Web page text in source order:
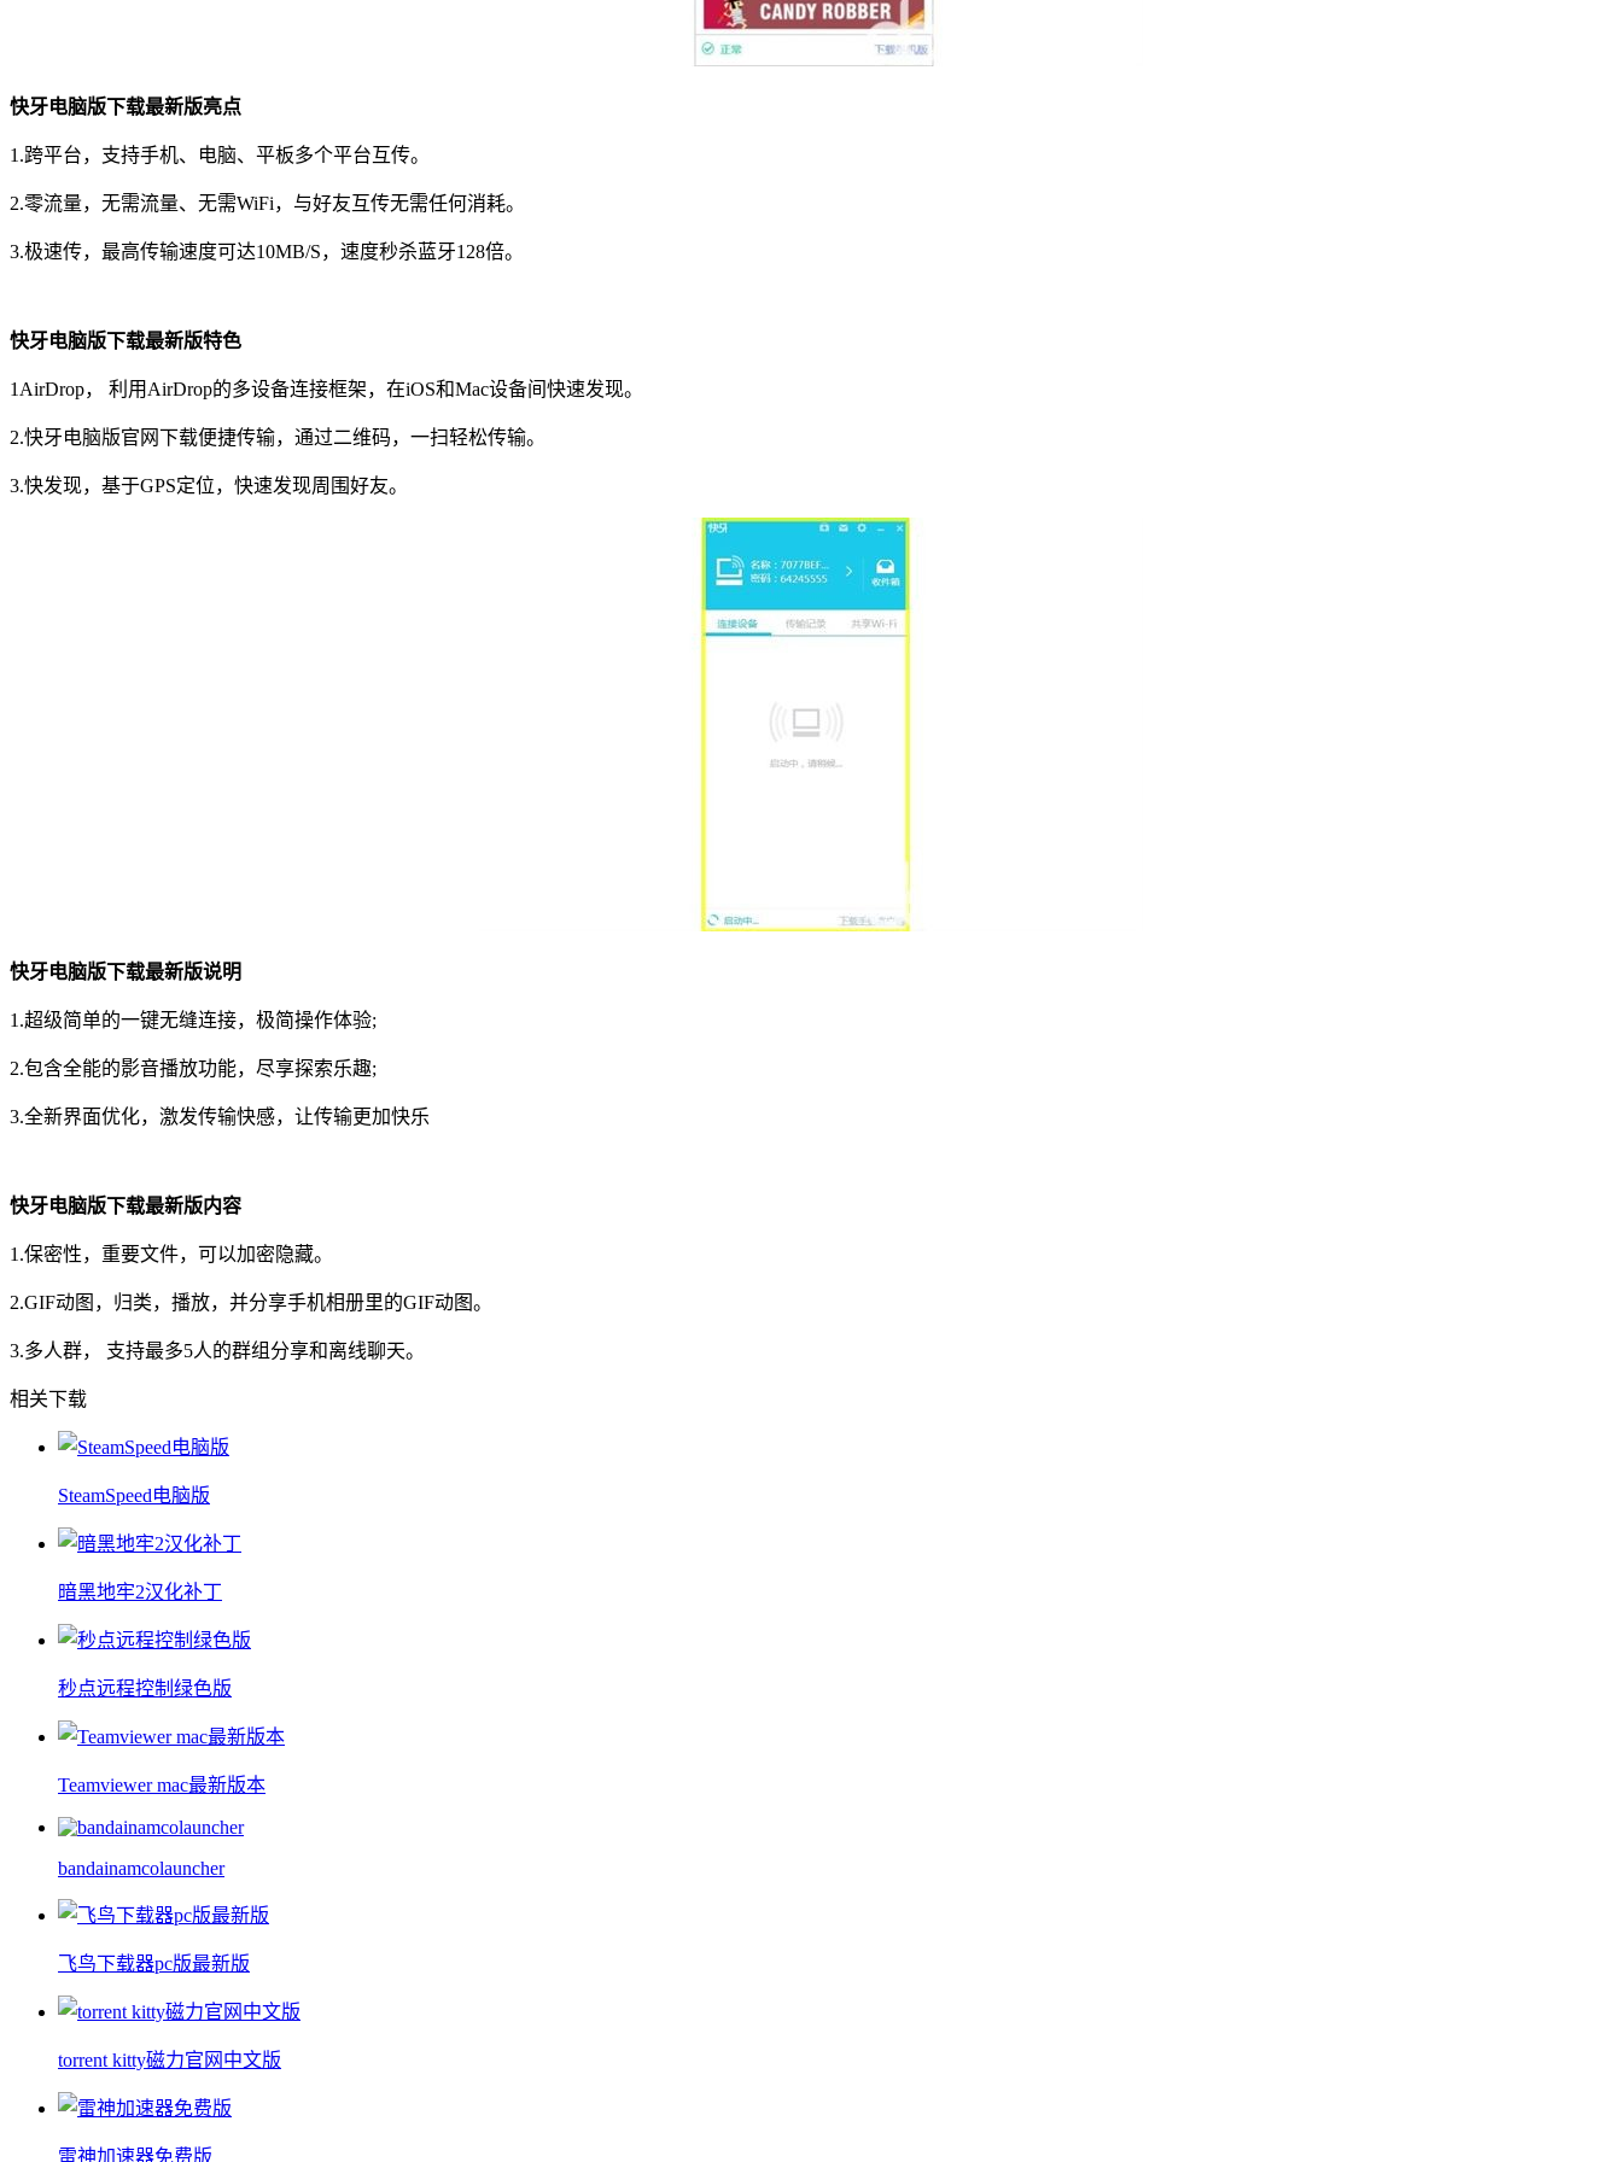
快牙电脑版下载最新版亮点
1.跨平台，支持手机、电脑、平板多个平台互传。
2.零流量，无需流量、无需WiFi，与好友互传无需任何消耗。
3.极速传，最高传输速度可达10MB/S，速度秒杀蓝牙128倍。
快牙电脑版下载最新版特色
1AirDrop， 利用AirDrop的多设备连接框架，在iOS和Mac设备间快速发现。
2.快牙电脑版官网下载便捷传输，通过二维码，一扫轻松传输。
3.快发现，基于GPS定位，快速发现周围好友。
快牙电脑版下载最新版说明
1.超级简单的一键无缝连接，极简操作体验;
2.包含全能的影音播放功能，尽享探索乐趣;
3.全新界面优化，激发传输快感，让传输更加快乐
快牙电脑版下载最新版内容
1.保密性，重要文件，可以加密隐藏。
2.GIF动图，归类，播放，并分享手机相册里的GIF动图。
3.多人群， 支持最多5人的群组分享和离线聊天。
相关下载
SteamSpeed电脑版
暗黑地牢2汉化补丁
秒点远程控制绿色版
Teamviewer mac最新版本
bandainamcolauncher
飞鸟下载器pc版最新版
torrent kitty磁力官网中文版
雷神加速器免费版